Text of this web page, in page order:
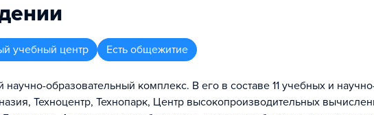
учебный центр Есть общежитие
образовательный комплекс. В его в составе 11 учебных и
Техноцентр, Технопарк, Центр высокопроизводительных